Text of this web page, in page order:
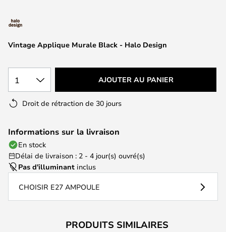
images
Vintage Applique Murale Black - Halo Design
1 AJOUTER AU PANIER
Droit de rétraction de 30 jours
Informations sur la livraison
En stock
Délai de livraison : 2 - 4 jour(s) ouvré(s)
Pas d'illuminant inclus
CHOISIR E27 AMPOULE
PRODUITS SIMILAIRES